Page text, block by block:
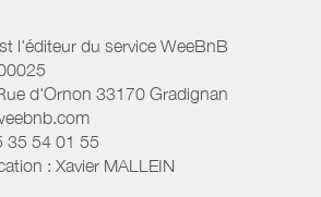
l'éditeur du service WeeBnB
d'Ornon 33170 Gradignan
35 54 01 55
: Xavier MALLEIN